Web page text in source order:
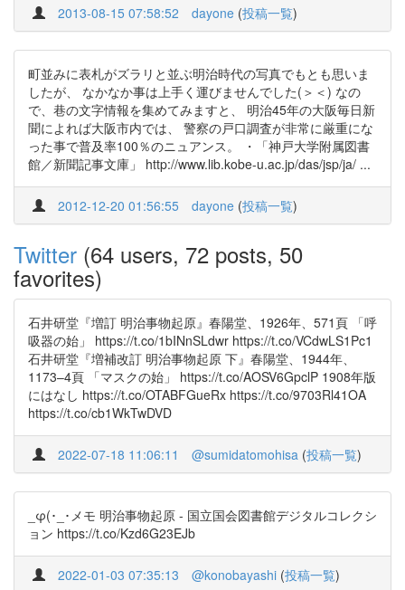
2013-08-15 07:58:52 dayone (投稿一覧)
町並みに表札がズラリと並ぶ明治時代の写真でもとも思いま
したが、 なかなか事は上手く運びませんでした(＞＜) なの
で、巷の文字情報を集めてみますと、 明治45年の大阪毎日新
聞によれば大阪市内では、 警察の戸口調査が非常に厳重にな
った事で普及率100％のニュアンス。 ・「神戸大学附属図書
館／新聞記事文庫」 http://www.lib.kobe-u.ac.jp/das/jsp/ja/ ...
2012-12-20 01:56:55 dayone (投稿一覧)
Twitter (64 users, 72 posts, 50
favorites)
石井研堂『増訂 明治事物起原』春陽堂、1926年、571頁 「呼
吸器の始」 https://t.co/1bINnSLdwr https://t.co/VCdwLS1Pc1
石井研堂『増補改訂 明治事物起原 下』春陽堂、1944年、
1173–4頁 「マスクの始」 https://t.co/AOSV6GpclP 1908年版
にはなし https://t.co/OTABFGueRx https://t.co/9703Rl41OA
https://t.co/cb1WkTwDVD
2022-07-18 11:06:11 @sumidatomohisa (投稿一覧)
_φ(･_･メモ 明治事物起原 - 国立国会図書館デジタルコレクシ
ョン https://t.co/Kzd6G23EJb
2022-01-03 07:35:13 @konobayashi (投稿一覧)